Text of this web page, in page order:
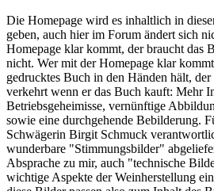
Betriebsgeheimisse, vernünftige
sowie eine durchgehende Bebilderung.
Schwägerin Birgit Schmuck
wunderbare "Stimmungsbilder"
Absprache zu mir, auch "technische
wichtige Aspekte der Weinherstellung
diese Bilder passen also zum Inhalt des
heutzutage in Zeiten von
selbstverständlich.
Was soll ich mehr sagen... Ich hoffe, es
die Mühe gelohnt!